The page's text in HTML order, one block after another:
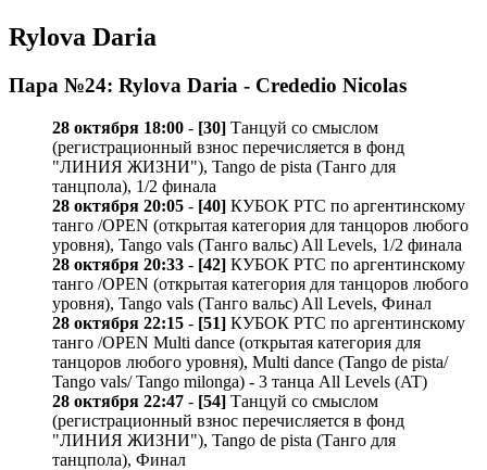
Rylova Daria
Пара №24: Rylova Daria - Crededio Nicolas
28 октября 18:00 - [30] Танцуй со смыслом
(регистрационный взнос перечисляется в фонд
"ЛИНИЯ ЖИЗНИ"), Tango de pista (Танго для
танцпола), 1/2 финала
28 октября 20:05 - [40] КУБОК РТС по аргентинскому
танго /OPEN (открытая категория для танцоров любого
уровня), Tango vals (Танго вальс) All Levels, 1/2 финала
28 октября 20:33 - [42] КУБОК РТС по аргентинскому
танго /OPEN (открытая категория для танцоров любого
уровня), Tango vals (Танго вальс) All Levels, Финал
28 октября 22:15 - [51] КУБОК РТС по аргентинскому
танго /OPEN Multi dance (открытая категория для
танцоров любого уровня), Multi dance (Tango de pista/
Tango vals/ Tango milonga) - 3 танца All Levels (AT)
28 октября 22:47 - [54] Танцуй со смыслом
(регистрационный взнос перечисляется в фонд
"ЛИНИЯ ЖИЗНИ"), Tango de pista (Танго для
танцпола), Финал